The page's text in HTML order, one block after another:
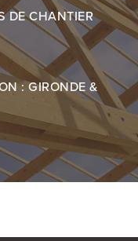
DE CHANTIER
: GIRONDE &